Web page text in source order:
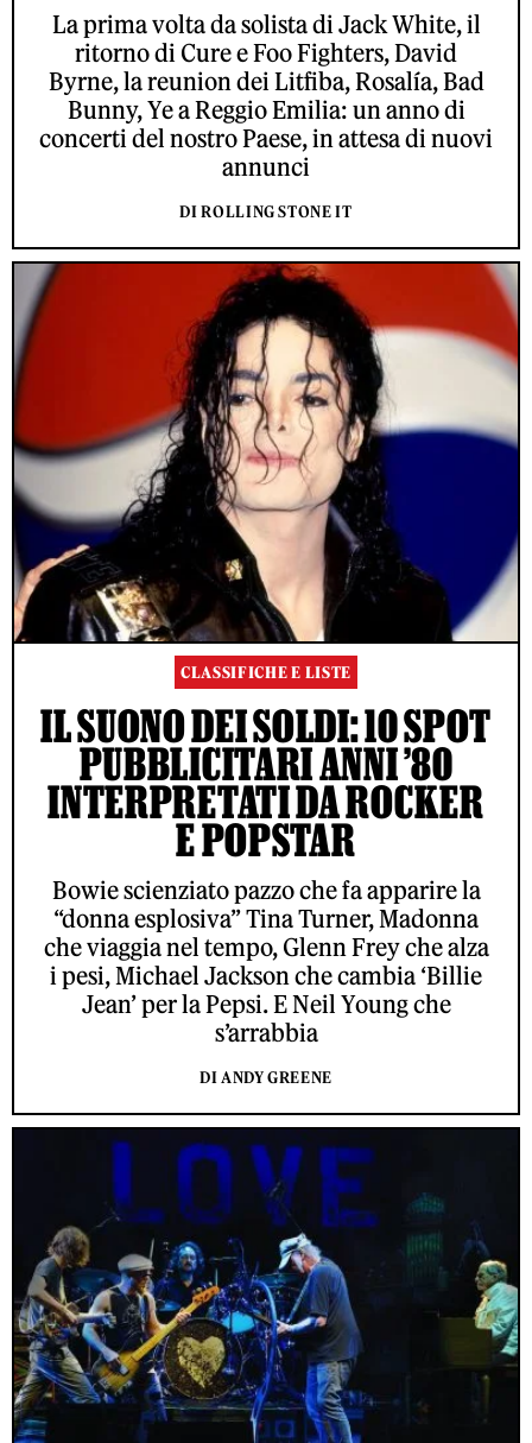
La prima volta da solista di Jack White, il
ritorno di Cure e Foo Fighters, David
Byrne, la reunion dei Litfiba, Rosalía, Bad
Bunny, Ye a Reggio Emilia: un anno di
concerti del nostro Paese, in attesa di nuovi
annunci
DI ROLLING STONE IT
CLASSIFICHE E LISTE
IL SUONO DEI SOLDI: 10 SPOT
PUBBLICITARI ANNI ’80
INTERPRETATI DA ROCKER
E POPSTAR
Bowie scienziato pazzo che fa apparire la
“donna esplosiva” Tina Turner, Madonna
che viaggia nel tempo, Glenn Frey che alza
i pesi, Michael Jackson che cambia ‘Billie
Jean’ per la Pepsi. E Neil Young che
s’arrabbia
DI ANDY GREENE